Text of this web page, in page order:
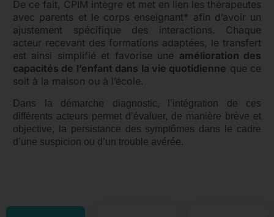
De ce fait, CPIM intègre et met en lien les thérapeutes
avec parents et le corps enseignant* afin d’avoir un
ajustement spécifique des interactions. Chaque
acteur recevant des formations adaptées, le transfert
est ainsi simplifié et favorise une amélioration des
capacités de l’enfant dans la vie quotidienne que ce
soit à la maison ou à l’école.
Dans la démarche diagnostic, l’intégration de ces
différents acteurs permet d’évaluer, de manière brève et
objective, la persistance des symptômes dans le cadre
d’une suspicion ou d’un trouble avérée.